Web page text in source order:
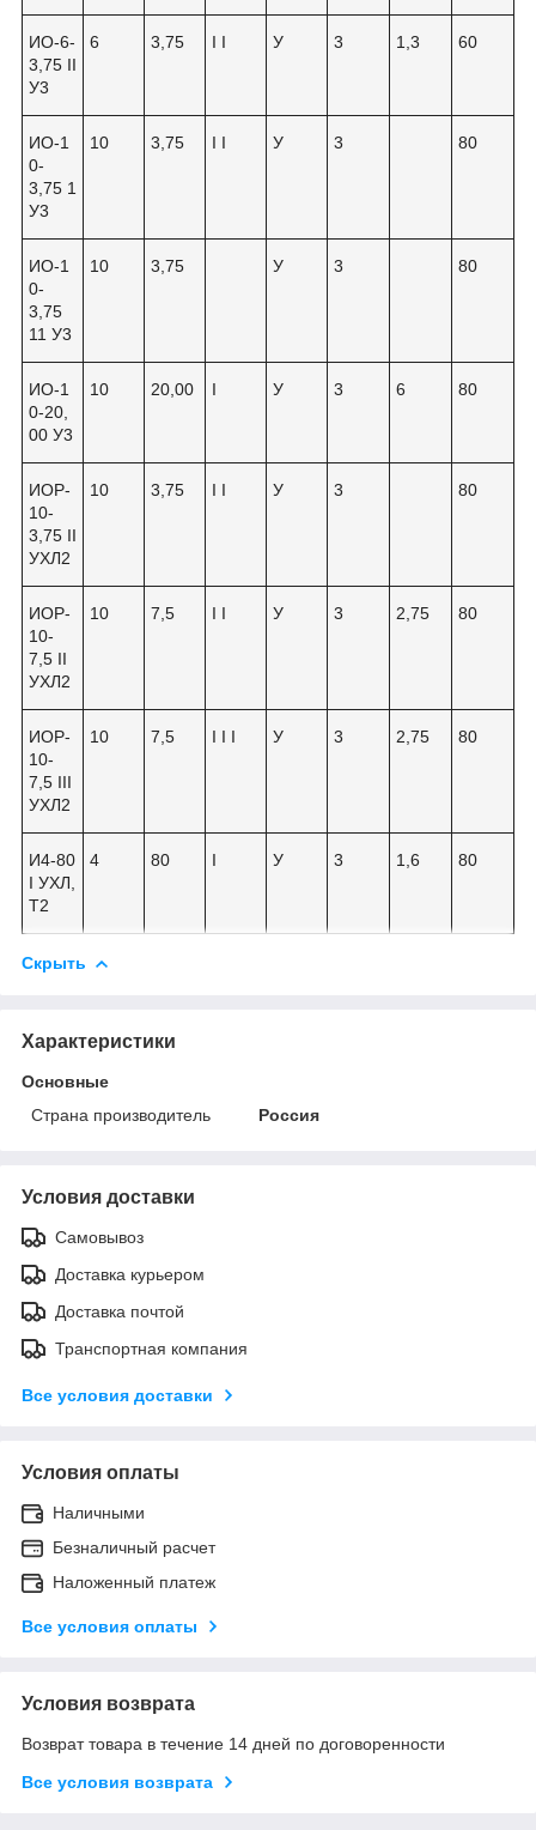
ИО-6-
3,75 II
У3
6 3,75 I I У 3 1,3 60
ИО-1
0-
3,75 1
У3
10 3,75 I I У 3 80
ИО-1
0-
3,75
11 У3
10 3,75 У 3 80
ИО-1
0-20,
00 У3
10 20,00 I У 3 6 80
ИОР-
10-
3,75 II
УХЛ2
10 3,75 I I У 3 80
ИОР-
10-
7,5 II
УХЛ2
10 7,5 I I У 3 2,75 80
ИОР-
10-
7,5 III
УХЛ2
10 7,5 I I I У 3 2,75 80
И4-80
I УХЛ,
Т2
4 80 I У 3 1,6 80
Скрыть
Характеристики
Основные
Страна производитель
Россия
Условия доставки
Самовывоз
Доставка курьером
Доставка почтой
Транспортная компания
Все условия доставки
Условия оплаты
Наличными
Безналичный расчет
Наложенный платеж
Все условия оплаты
Условия возврата
Возврат товара в течение 14 дней по договоренности
Все условия возврата